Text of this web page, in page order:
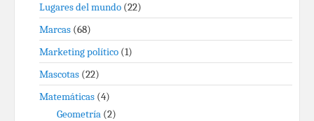
Lugares del mundo (22)
Marcas (68)
Marketing político (1)
Mascotas (22)
Matemáticas (4)
Geometría (2)